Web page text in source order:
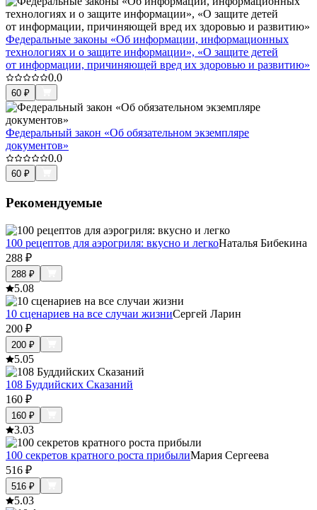
Федеральные законы «Об информации, информационных
технологиях и о защите информации», «О защите детей
от информации, причиняющей вред их здоровью и развитию»
0.0
60 ₽
Федеральный закон «Об обязательном экземпляре
документов»
0.0
60 ₽
Рекомендуемые
100 рецептов для аэрогриля: вкусно и легкоНаталья Бибекина
288 ₽
288 ₽
5.08
10 сценариев на все случаи жизниСергей Ларин
200 ₽
200 ₽
5.05
108 Буддийских Сказаний
160 ₽
160 ₽
3.03
100 секретов кратного роста прибылиМария Сергеева
516 ₽
516 ₽
5.03